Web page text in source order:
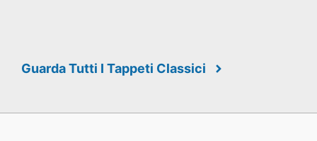
Guarda Tutti I Tappeti Classici